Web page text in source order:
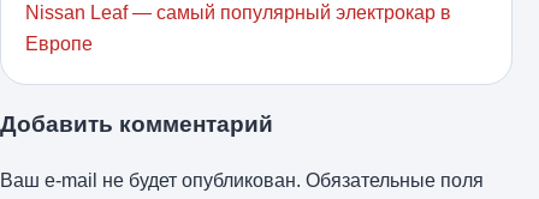
Nissan Leaf — самый популярный электрокар в
Европе
Добавить комментарий
Ваш e-mail не будет опубликован. Обязательные поля